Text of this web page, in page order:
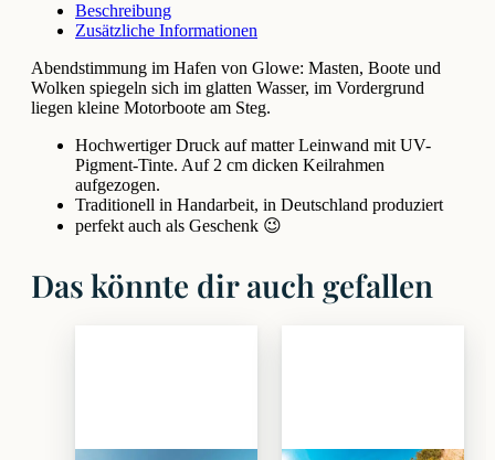
Beschreibung
Zusätzliche Informationen
Abendstimmung im Hafen von Glowe: Masten, Boote und
Wolken spiegeln sich im glatten Wasser, im Vordergrund
liegen kleine Motorboote am Steg.
Hochwertiger Druck auf matter Leinwand mit UV-
Pigment-Tinte. Auf 2 cm dicken Keilrahmen
aufgezogen.
Traditionell in Handarbeit, in Deutschland produziert
perfekt auch als Geschenk 😉
Das könnte dir auch gefallen